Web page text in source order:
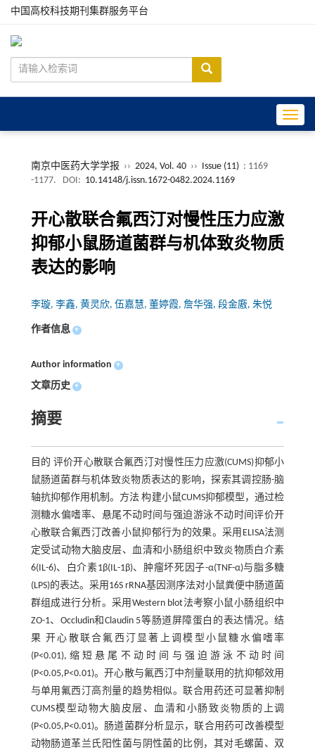
中国高校科技期刊集群服务平台
南京中医药大学学报 ›› 2024, Vol. 40 ›› Issue (11) : 1169
-1177.
DOI: 10.14148/j.issn.1672-0482.2024.1169
开心散联合氟西汀对慢性压力应激
抑郁小鼠肠道菌群与机体致炎物质
表达的影响
李璇, 李鑫, 黄灵欣, 伍嘉慧, 董婷霞, 詹华强, 段金廒, 朱悦
作者信息 +
Author information +
文章历史 +
摘要
目的 评价开心散联合氟西汀对慢性压力应激(CUMS)抑郁小
鼠肠道菌群与机体致炎物质表达的影响，探索其调控肠-脑
轴抗抑郁作用机制。方法 构建小鼠CUMS抑郁模型，通过检
测糖水偏嗜率、悬尾不动时间与强迫游泳不动时间评价开
心散联合氟西汀改善小鼠抑郁行为的效果。采用ELISA法测
定受试动物大脑皮层、血清和小肠组织中致炎物质白介素
6(IL-6)、白介素1β(IL-1β)、肿瘤坏死因子-α(TNF-α)与脂多糖
(LPS)的表达。采用16S rRNA基因测序法对小鼠粪便中肠道菌
群组成进行分析。采用Western blot法考察小鼠小肠组织中
ZO-1、Occludin和Claudin 5等肠道屏障蛋白的表达情况。结
果 开心散联合氟西汀显著上调模型小鼠糖水偏嗜率
(P<0.01),缩短悬尾不动时间与强迫游泳不动时间
(P<0.05,P<0.01)。开心散与氟西汀中剂量联用的抗抑郁效用
与单用氟西汀高剂量的趋势相似。联合用药还可显著抑制
CUMS模型动物大脑皮层、血清和小肠致炎物质的上调
(P<0.05,P<0.01)。肠道菌群分析显示，联合用药可改善模型
动物肠道革兰氏阳性菌与阴性菌的比例，其对毛螺菌、双